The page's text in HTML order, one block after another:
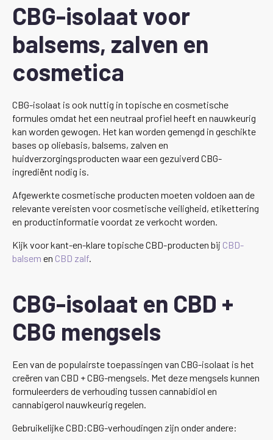
CBG-isolaat voor
balsems, zalven en
cosmetica
CBG-isolaat is ook nuttig in topische en cosmetische
formules omdat het een neutraal profiel heeft en nauwkeurig
kan worden gewogen. Het kan worden gemengd in geschikte
bases op oliebasis, balsems, zalven en
huidverzorgingsproducten waar een gezuiverd CBG-
ingrediënt nodig is.
Afgewerkte cosmetische producten moeten voldoen aan de
relevante vereisten voor cosmetische veiligheid, etikettering
en productinformatie voordat ze verkocht worden.
Kijk voor kant-en-klare topische CBD-producten bij CBD-
balsem en CBD zalf
CBG-isolaat en CBD +
CBG mengsels
Een van de populairste toepassingen van CBG-isolaat is het
creëren van CBD + CBG-mengsels. Met deze mengsels kunnen
formuleerders de verhouding tussen cannabidiol en
cannabigerol nauwkeurig regelen.
Gebruikelijke CBD:CBG-verhoudingen zijn onder andere: